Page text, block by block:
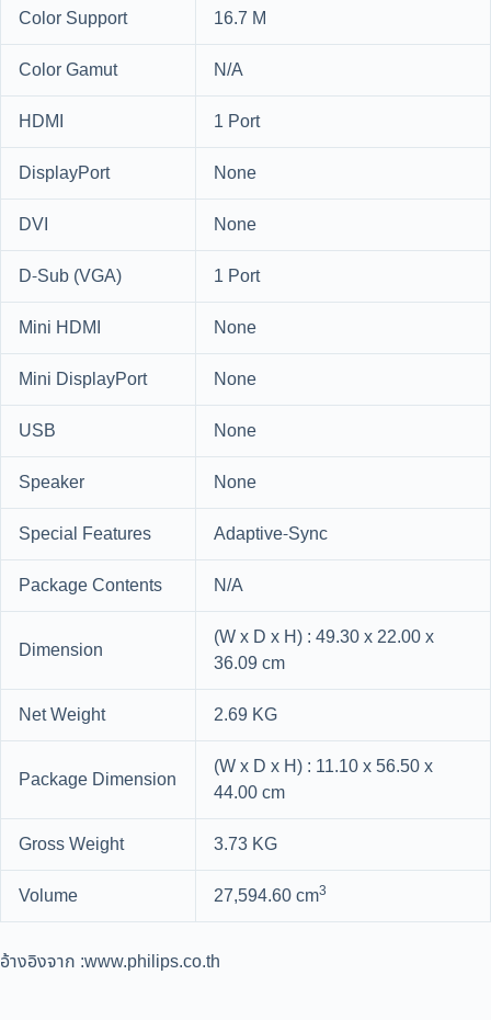
Color Support
16.7 M
Color Gamut
N/A
HDMI
1 Port
DisplayPort
None
DVI
None
D-Sub (VGA)
1 Port
Mini HDMI
None
Mini DisplayPort
None
USB
None
Speaker
None
Special Features
Adaptive-Sync
Package Contents
N/A
Dimension
(W x D x H) : 49.30 x 22.00 x
36.09 cm
Net Weight
2.69 KG
Package Dimension
(W x D x H) : 11.10 x 56.50 x
44.00 cm
Gross Weight
3.73 KG
Volume
27,594.60 cm3
อ้างอิงจาก :www.philips.co.th